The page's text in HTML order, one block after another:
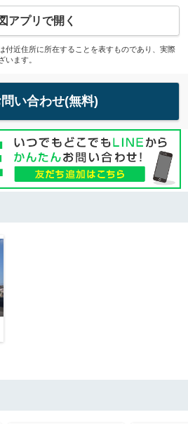
アプリで開く
近住所に所在することを表すものであり、実際
います。
い合わせ(無料)